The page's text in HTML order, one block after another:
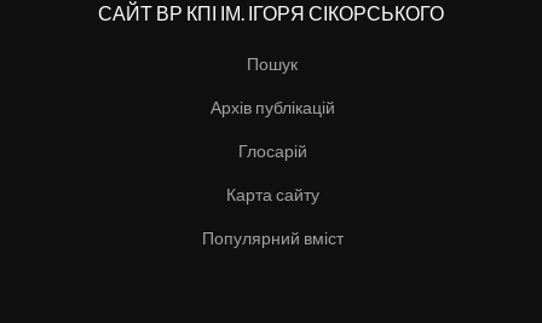
САЙТ ВР КПІ ІМ. ІГОРЯ СІКОРСЬКОГО
Пошук
Архів публікацій
Глосарій
Карта сайту
Популярний вміст